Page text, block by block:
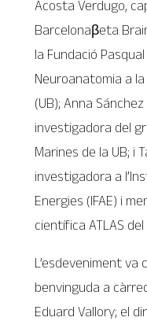
Acosta Verdugo,
Barcelonaβeta
la Fundació
Neuroanatomia a
(UB); Anna
investigadora del
Marines de la UB; i
investigadora a
Energies (IFAE) i
científica ATLAS del
L’esdeveniment va
benvinguda a
Eduard Vallory; el